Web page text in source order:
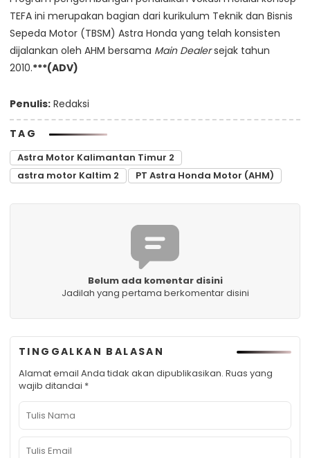
TEFA ini merupakan bagian dari kurikulum Teknik dan Bisnis
Sepeda Motor (TBSM) Astra Honda yang telah konsisten
dijalankan oleh AHM bersama Main Dealersejak tahun
2010.***(ADV)
Penulis: Redaksi
TAG
Astra Motor Kalimantan Timur 2
astra motor Kaltim 2
PT Astra Honda Motor (AHM)
Belum ada komentar disini
Jadilah yang pertama berkomentar disini
TINGGALKAN BALASAN
Alamat email Anda tidak akan dipublikasikan. Ruas yang
wajib ditandai *